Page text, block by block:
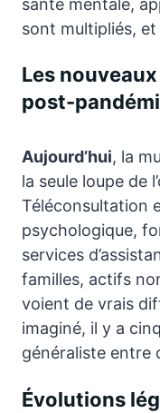
sont multipliés, et
Les
post-
Aujourd’hui, la
la seule loupe de
Téléconsultation
psychologique,
services
familles, actifs
voient de vrais
imaginé, il y a
généraliste entre
Évolutions